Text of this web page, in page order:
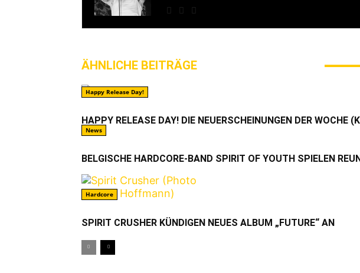
ÄHNLICHE BEITRÄGE
Happy Release Day!
HAPPY RELEASE DAY! DIE NEUERSCHEINUNGEN DER WOCHE
News
BELGISCHE HARDCORE-BAND SPIRIT OF YOUTH SPIELEN
Hardcore
SPIRIT CRUSHER KÜNDIGEN NEUES ALBUM „FUTURE“ AN